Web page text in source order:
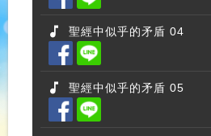
聖經中似乎的矛盾 04
聖經中似乎的矛盾 05